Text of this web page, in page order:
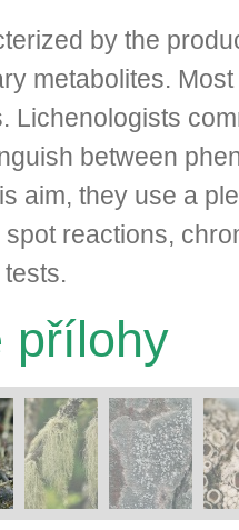
by the
metabolites.
Lichenologists
between
aim, they use a
reactions,
přílohy